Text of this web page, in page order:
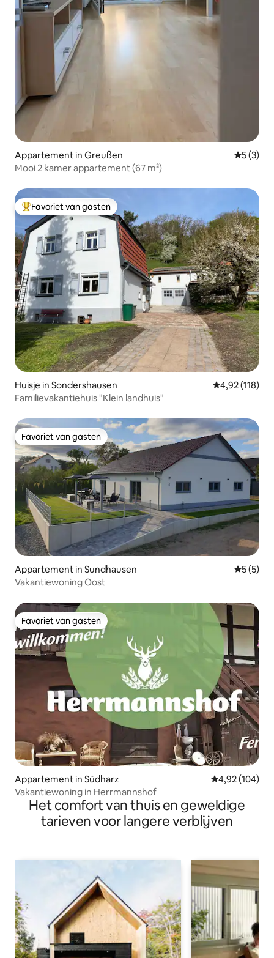
Appartement in Greußen
5 (3)
Mooi 2 kamer appartement (67 m²)
Topfavoriet van gasten
Favoriet van gasten
Huisje in Sondershausen Gemiddelde
4,92 (118)
Familievakantiehuis "Klein landhuis"
Favoriet van gasten
Favoriet van gasten
Appartement in Sundhausen
5 (5)
Vakantiewoning Oost
Favoriet van gasten
Favoriet van gasten
Appartement in Südharz Gemiddelde
4,92 (104)
Vakantiewoning in Herrmannshof
Het comfort van thuis en geweldige
tarieven voor langere verblijven